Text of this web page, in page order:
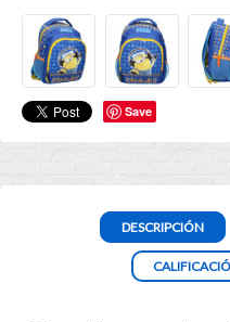
Save
DESCRIPCIÓN